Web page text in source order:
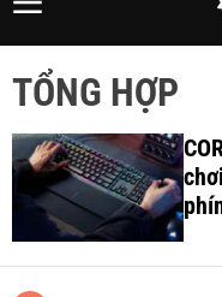
e
c
h
t
i
n
.
c
M
e
w
h
c
o
TỔNG HỢP